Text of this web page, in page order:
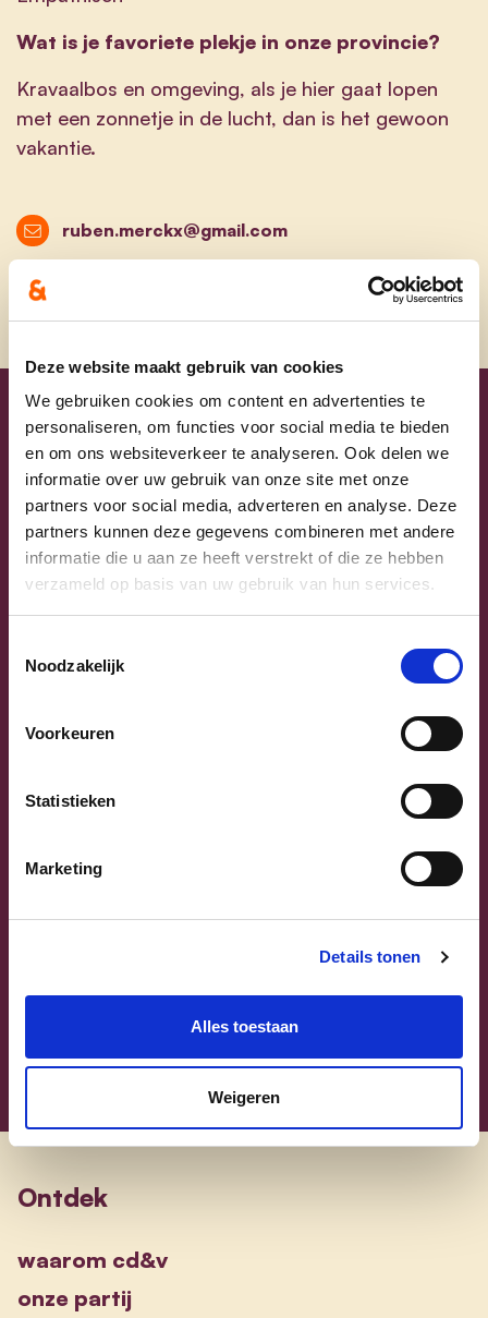
Deze website maakt gebruik van cookies
We gebruiken cookies om content en advertenties te
personaliseren, om functies voor social media te bieden
en om ons websiteverkeer te analyseren. Ook delen we
informatie over uw gebruik van onze site met onze
partners voor social media, adverteren en analyse. Deze
partners kunnen deze gegevens combineren met andere
informatie die u aan ze heeft verstrekt of die ze hebben
verzameld op basis van uw gebruik van hun services.
Noodzakelijk
Voorkeuren
Statistieken
Marketing
Details tonen
Alles toestaan
Weigeren
Wat is je favoriete plekje in onze provincie?
Kravaalbos en omgeving, als je hier gaat lopen
met een zonnetje in de lucht, dan is het gewoon
vakantie.
ruben.merckx@gmail.com
Uw lijsttrekkers
alle kandidaten
Ontdek
waarom cd&v
onze partij